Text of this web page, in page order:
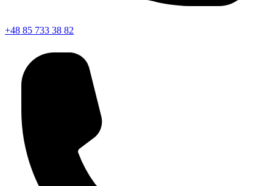
+48 85 733 38 82